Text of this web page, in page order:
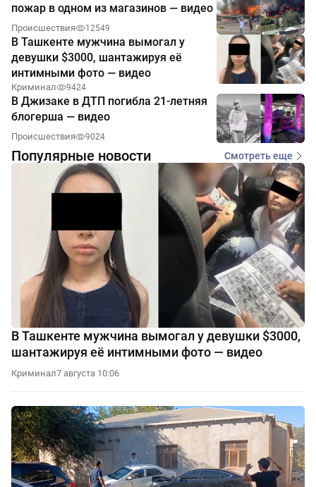
пожар в одном из магазинов — видео
Происшествия 12549
В Ташкенте мужчина вымогал у
девушки $3000, шантажируя её
интимными фото — видео
Криминал 9424
В Джизаке в ДТП погибла 21-летняя
блогерша — видео
Происшествия 9024
Популярные новости Смотреть еще
В Ташкенте мужчина вымогал у девушки $3000,
шантажируя её интимными фото — видео
Криминал7 августа 10:06